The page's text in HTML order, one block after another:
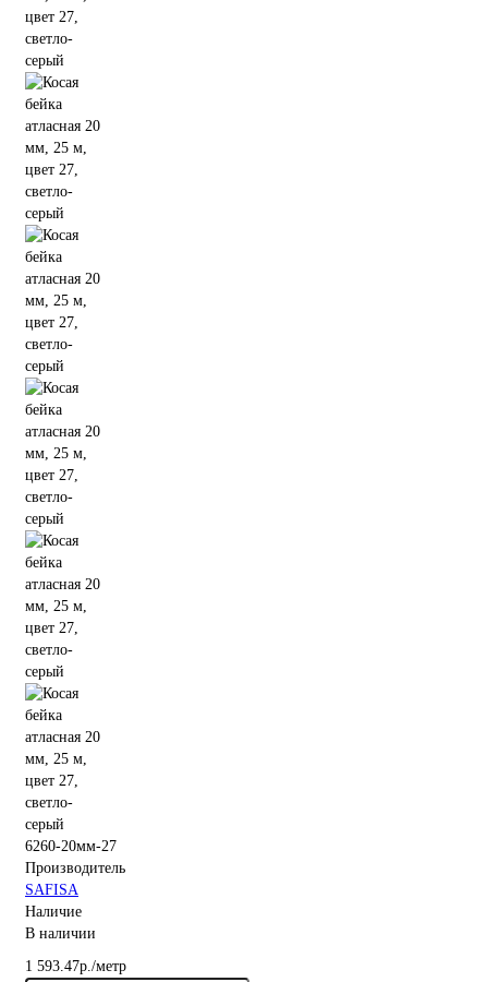
6260-20мм-27
Производитель
SAFISA
Наличие
В наличии
1 593.47р./метр